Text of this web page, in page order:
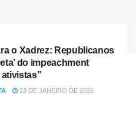
o Xadrez: Republicanos
do impeachment
23 DE JANEIRO DE 2026